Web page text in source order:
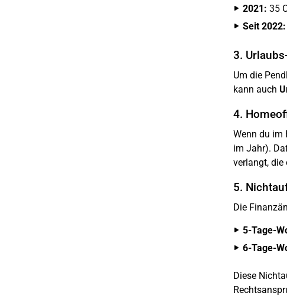
2021: 35
Seit 2022:
3.
Um die
kann auch
4.
Wenn du im
im Jahr).
verlangt, die
5.
Die
5-Tage-
6-Tage-
Diese